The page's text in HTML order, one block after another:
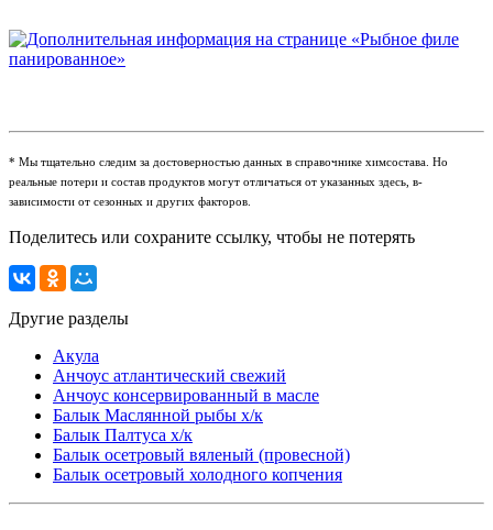
* Мы тщательно следим за достоверностью данных в справочнике химсостава. Но
реальные потери и состав продуктов могут отличаться от указанных здесь, в-
зависимости от сезонных и других факторов.
Поделитесь или сохраните ссылку, чтобы не потерять
Другие разделы
Акула
Анчоус атлантический свежий
Анчоус консервированный в масле
Балык Маслянной рыбы х/к
Балык Палтуса х/к
Балык осетровый вяленый (провесной)
Балык осетровый холодного копчения